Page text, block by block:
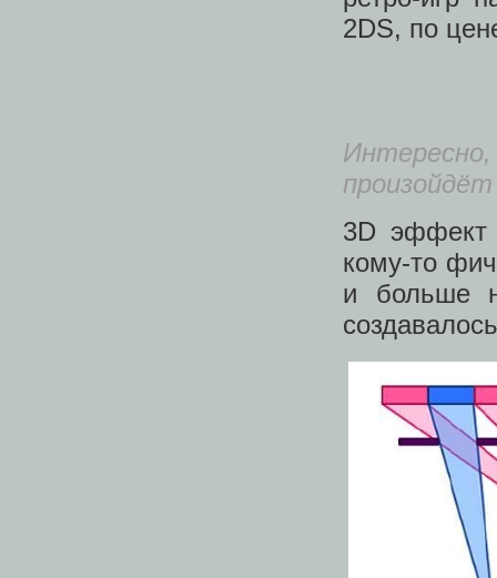
2DS, по
Интересно,
3D эффект
кому-то
и больше